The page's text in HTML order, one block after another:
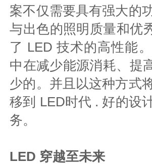
案不仅需要具有强大的
与出色的照明质量和优
了 LED 技术的高性能
中在减少能源消耗、提
少的。并且以这种方式
移到 LED时代 . 好的设
务。
LED 穿越至未来